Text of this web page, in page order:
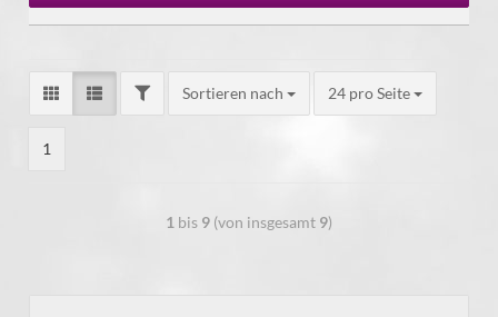
Sortieren nach 24 pro Seite
1
1 bis 9 (von insgesamt 9)